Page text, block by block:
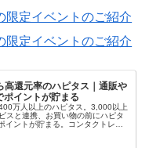
定イベントのご紹介
定イベントのご紹介
高還元率のハピタス｜通販や
ポイントが貯まる
万人以上のハピタス。3,000以上
スと連携、お買い物の前にハピタ
イントが貯まる。コンタクトレン